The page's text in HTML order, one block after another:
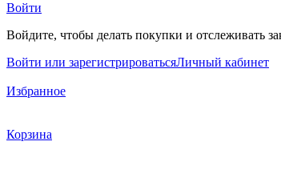
Войти
Войдите, чтобы делать покупки и отслеживать
Войти или зарегистрироватьсяЛичный кабинет
Избранное
Корзина